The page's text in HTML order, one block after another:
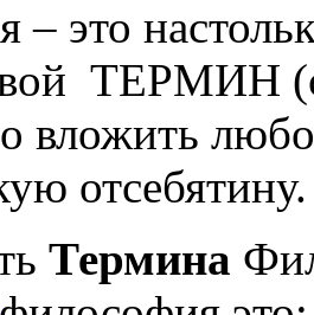
– это
ТЕРМИН
вложить
отсебятину.
Термина